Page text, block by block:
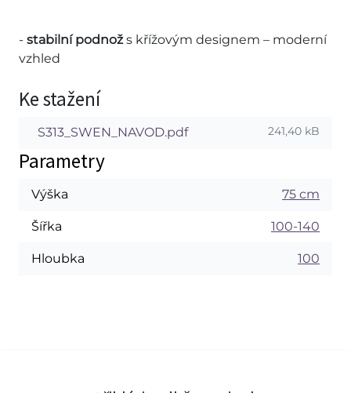
- stabilní podnož s křížovým designem – moderní
vzhled
Ke stažení
S313_SWEN_NAVOD.pdf 241,40 kB
Parametry
Výška 75 cm
Šířka 100-140
Hloubka 100